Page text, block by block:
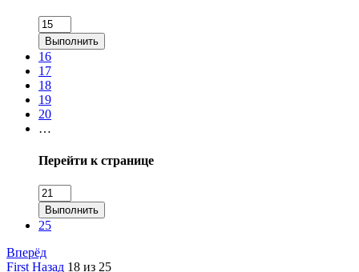
Выполнить
16
17
18
19
20
…
Перейти к странице
Выполнить
25
Вперёд
First Назад 18 из 25